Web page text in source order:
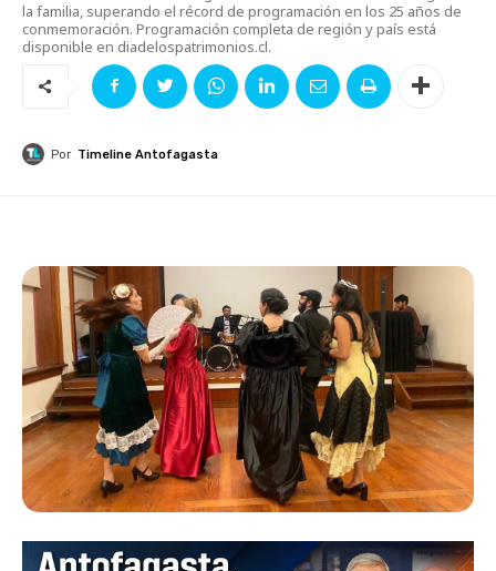
la familia, superando el récord de programación en los 25 años de
conmemoración. Programación completa de región y país está
disponible en diadelospatrimonios.cl.
Por Timeline Antofagasta